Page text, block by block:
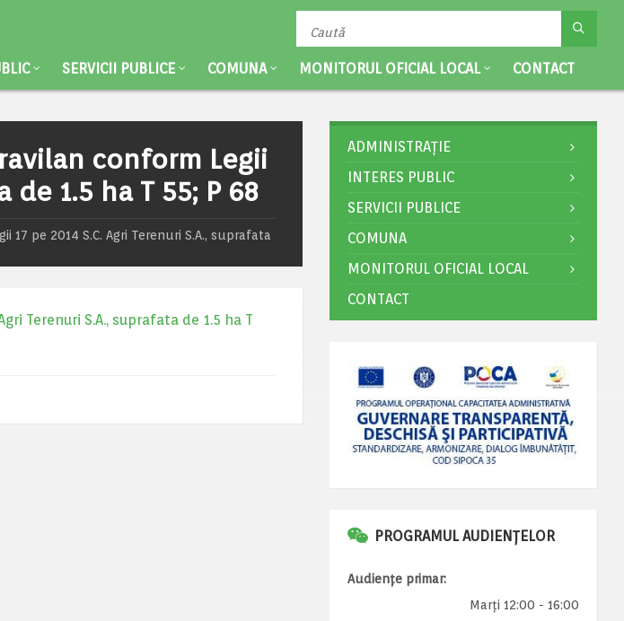
SERVICII PUBLICE COMUNA MONITORUL OFICIAL LOCAL CONTACT
conform Legii
de 1.5 ha T 55; P 68
pe 2014 S.C. Agri Terenuri S.A., suprafata
Terenuri S.A., suprafata de 1.5 ha T
ADMINISTRAȚIE
INTERES PUBLIC
SERVICII PUBLICE
COMUNA
MONITORUL OFICIAL LOCAL
CONTACT
PROGRAMUL AUDIENȚELOR
Audiențe primar:
Marți 12:00 - 16:00